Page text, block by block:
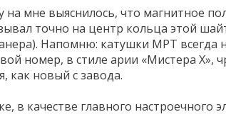
мне выяснилось, что магнитное
точно на центр кольца этой
Напомню: катушки МРТ всегда
номер, в стиле арии «Мистера Х»,
как новый с завода.
в качестве главного настроечного